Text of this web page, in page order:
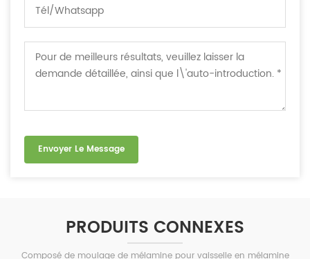
PRODUITS CONNEXES
Composé de moulage de mélamine pour vaisselle en mélamine